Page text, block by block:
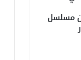
شاهد الآن الحلقة 24 من مسلسل